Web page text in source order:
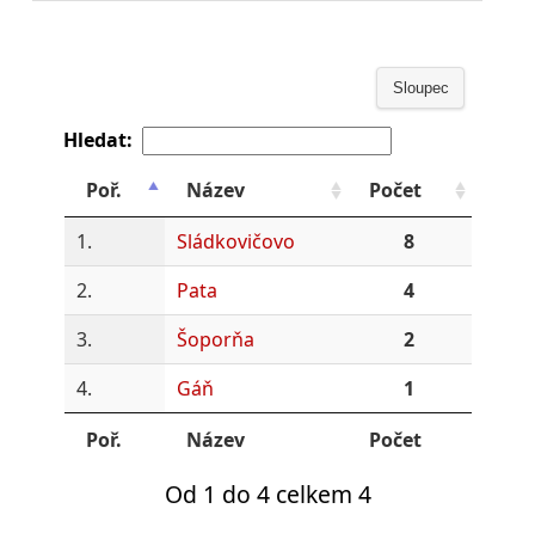
Sloupec
Hledat:
Poř.
Název
Počet
1.
Sládkovičovo
8
2.
Pata
4
3.
Šoporňa
2
4.
Gáň
1
Poř.
Název Počet
Od 1 do 4 celkem 4